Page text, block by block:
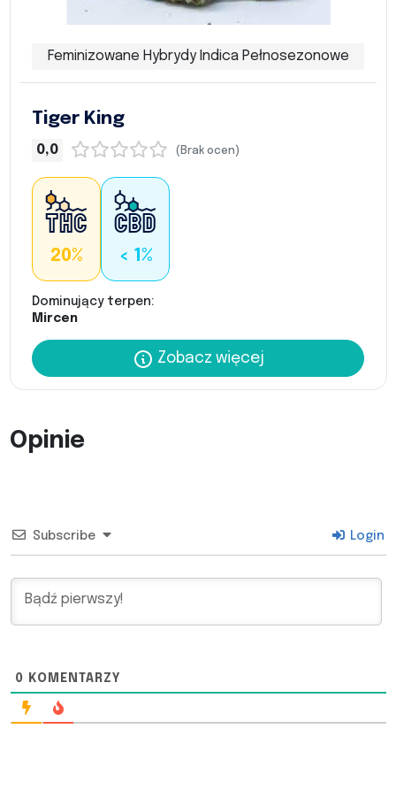
Feminizowane Hybrydy Indica Pełnosezonowe
Tiger King
0,0 (Brak ocen)
20% < 1%
Dominujący terpen:
Mircen
Zobacz więcej
Opinie
Subscribe Login
0 KOMENTARZY